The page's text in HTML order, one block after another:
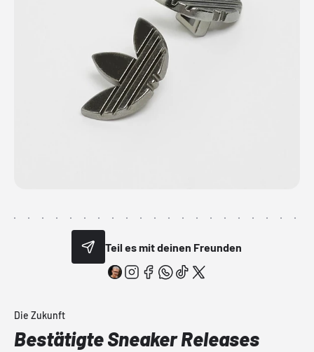
Teil es mit deinen Freunden
Die Zukunft
Bestätigte Sneaker Releases